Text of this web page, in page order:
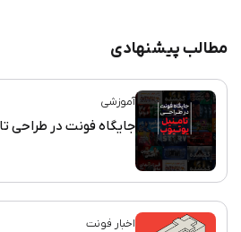
مطالب پیشنهادی
آموزشی
جایگاه فونت در طراحی
اخبار فونت